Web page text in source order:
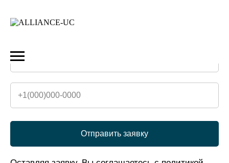
Оставить заявку
Отправить заявку